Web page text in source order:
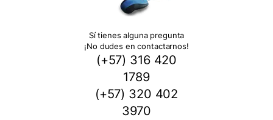
Sí tienes alguna pregunta
¡No dudes en contactarnos!
(+57) 316 420
1789
(+57) 320 402
3970